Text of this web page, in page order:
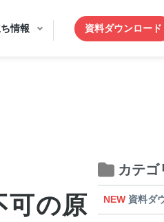
資料ダウンロード
情報
可の原
カテゴ
NEW 資料ダ